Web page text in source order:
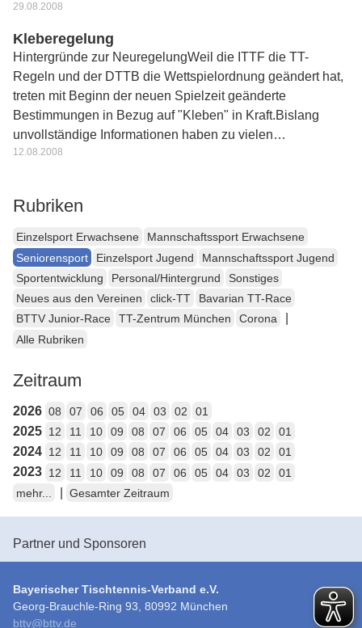
29.08.2008
Kleberegelung
Hintergründe zur NeuregelungWeil die ITTF die TT-
Regeln und der DTTB die Wettspielordnung geändert hat,
treten mit Beginn der neuen Spielzeit geänderte
Bestimmungen in Bezug auf "Kleben" in Kraft.Bislang
unvollständige Informationen haben zu vielen…
12.08.2008
Rubriken
Einzelsport Erwachsene
Mannschaftssport Erwachsene
Seniorensport
Einzelsport Jugend
Mannschaftssport Jugend
Sportentwicklung
Personal/Hintergrund
Sonstiges
Neues aus den Vereinen
click-TT
Bavarian TT-Race
BTTV Junior-Race
TT-Zentrum München Corona
Alle Rubriken
Zeitraum
2026 08 07 06 05 04 03 02 01
2025 12 11 10 09 08 07 06 05 04 03 02 01
2024 12 11 10 09 08 07 06 05 04 03 02 01
2023 12 11 10 09 08 07 06 05 04 03 02
01
mehr...
Gesamter Zeitraum
Partner und Sponsoren
Bayerischer Tischtennis-Verband e.V.
Georg-Brauchle-Ring 93, 80992 München
bttv@bttv.de